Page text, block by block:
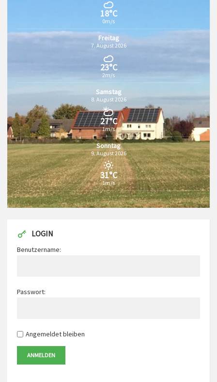
18°C
0m/s
Freitag
7. August 2026
23°C
2m/s
Samstag
8. August 2026
27°C
1m/s
Sonntag
9. August 2026
31°C
1m/s
LOGIN
Benutzername:
Passwort:
Angemeldet bleiben
ANMELDEN